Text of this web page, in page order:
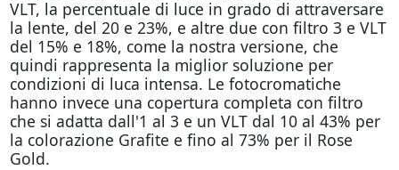
VLT, la percentuale di luce in grado di attraversare
la lente, del 20 e 23%, e altre due con filtro 3 e VLT
del 15% e 18%, come la nostra versione, che
quindi rappresenta la miglior soluzione per
condizioni di luca intensa. Le fotocromatiche
hanno invece una copertura completa con filtro
che si adatta dall'1 al 3 e un VLT dal 10 al 43% per
la colorazione Grafite e fino al 73% per il Rose
Gold.